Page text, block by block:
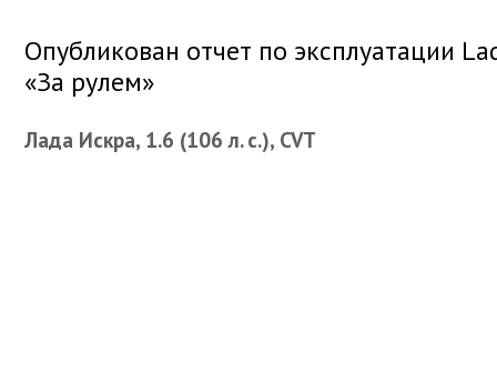
Опубликован отчет по эксплуатации
«За рулем»
Лада Искра, 1.6 (106 л. с.), CVT